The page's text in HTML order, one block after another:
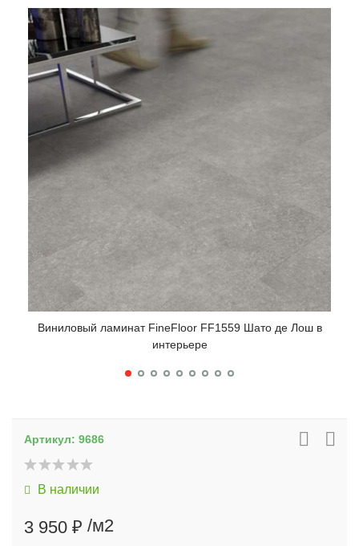
Виниловый ламинат FineFloor FF1559 Шато де Лош в
интерьере
Артикул: 9686
В наличии
3 950 ₽ /м2